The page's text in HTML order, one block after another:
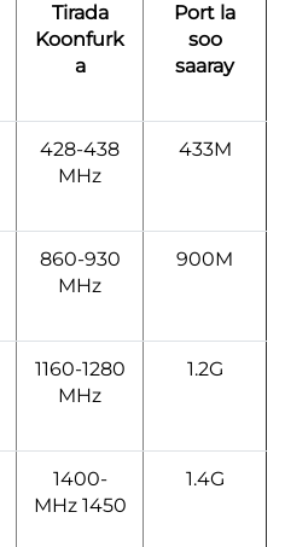
Port la
soo
saaray
Tirada
Koonfurk
a
433M
428-438
MHz
900M
860-930
MHz
1.2G
1160-1280
MHz
1.4G
1400-
1450 MHz